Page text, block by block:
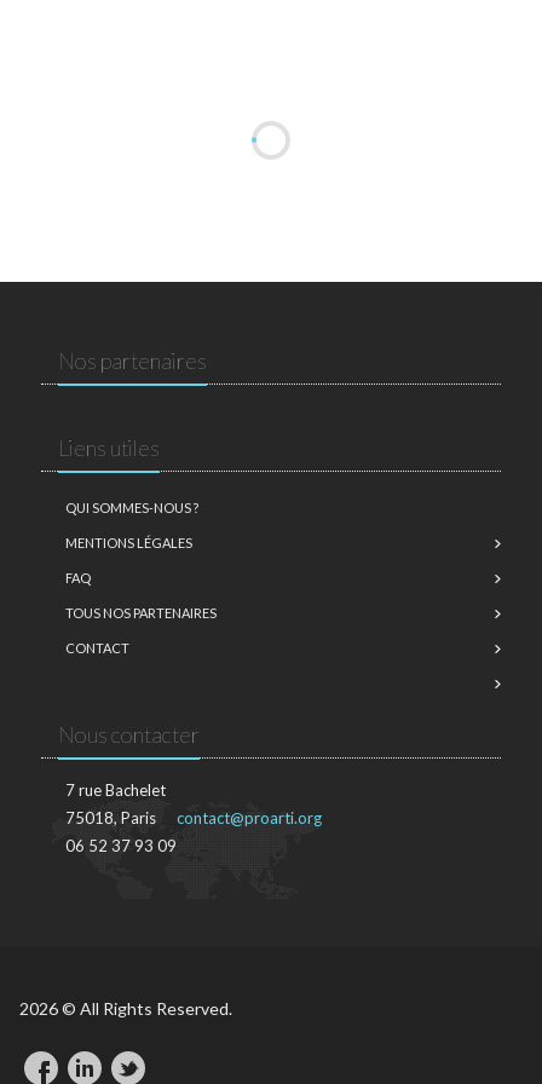
Nos partenaires
Liens utiles
QUI SOMMES-NOUS ?
MENTIONS LÉGALES
FAQ
TOUS NOS PARTENAIRES
CONTACT
Nous contacter
7 rue Bachelet
75018, Paris
06 52 37 93 09
contact@proarti.org
2026 © All Rights Reserved.